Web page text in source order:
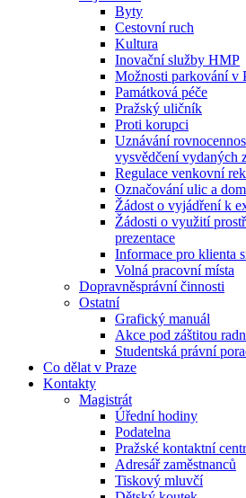
Byty
Cestovní ruch
Kultura
Inovační služby HMP
Možnosti parkování v
Památková péče
Pražský uličník
Proti korupci
Uznávání
vysvědčení vydaných
Regulace venkovní
Označování ulic a
Žádost o vyjádření k
Žádosti o využití
prezentace
Informace pro klienta
Volná pracovní místa
Dopravněsprávní činnosti
Ostatní
Grafický manuál
Akce pod záštitou
Studentská právní
Co dělat v Praze
Kontakty
Magistrát
Úřední hodiny
Podatelna
Pražské kontaktní
Adresář zaměstnanců
Tiskový mluvčí